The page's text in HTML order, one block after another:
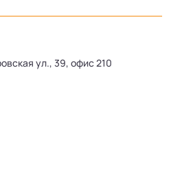
ул., 39, офис 210